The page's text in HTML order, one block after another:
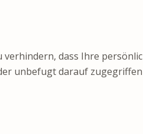
dass Ihre
unbefugt darauf